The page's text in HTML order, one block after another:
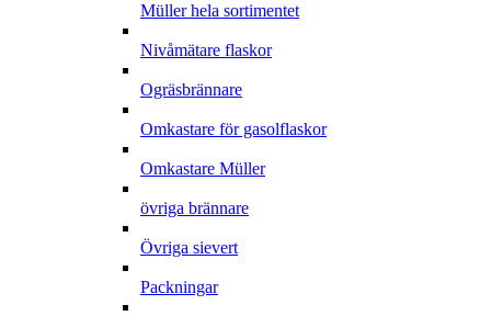
Müller hela sortimentet
Nivåmätare flaskor
Ogräsbrännare
Omkastare för gasolflaskor
Omkastare Müller
övriga brännare
Övriga sievert
Packningar